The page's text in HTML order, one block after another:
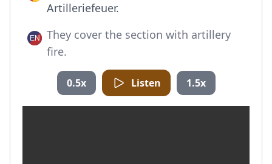
Artilleriefeuer.
They cover the section with artillery
fire.
0.5x Listen 1.5x